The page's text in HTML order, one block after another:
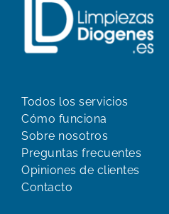
Todos los servicios
Cómo funciona
Sobre nosotros
Preguntas frecuentes
Opiniones de clientes
Contacto